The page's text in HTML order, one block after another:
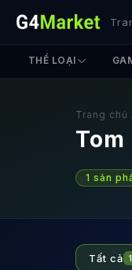
THỂ LOẠI
Trang chủ
1 sản
Tất cả 1